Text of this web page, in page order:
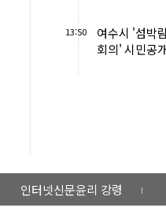
13:50
여수시 '섬박
회의' 시민공
인터넷신문윤리 강령